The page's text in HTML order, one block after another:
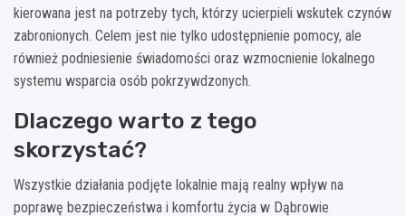
kierowana jest na potrzeby tych, którzy ucierpieli wskutek czynów
zabronionych. Celem jest nie tylko udostępnienie pomocy, ale
również podniesienie świadomości oraz wzmocnienie lokalnego
systemu wsparcia osób pokrzywdzonych.
Dlaczego warto z tego
skorzystać?
Wszystkie działania podjęte lokalnie mają realny wpływ na
poprawę bezpieczeństwa i komfortu życia w Dąbrowie